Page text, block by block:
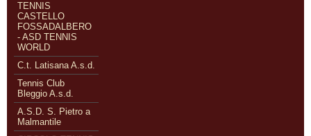
TENNIS
CASTELLO
FOSSADALBERO
- ASD TENNIS
WORLD
C.t. Latisana A.s.d.
Tennis Club
Bleggio A.s.d.
A.S.D. S. Pietro a
Malmantile